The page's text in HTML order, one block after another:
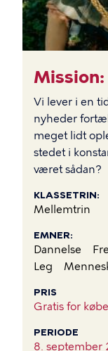
Vi lever i en
nyheder
meget lidt
stedet i
været sådan?
KLASSETRIN
Mellemtrin
EMNER
Dannelse
Leg
PRIS
Gratis for
PERIODE
8. september